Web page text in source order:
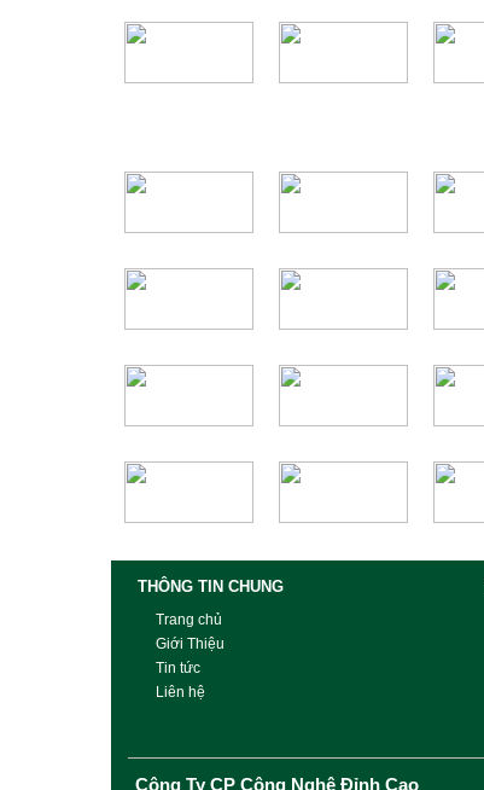
THÔNG TIN CHUNG
Trang chủ
Giới Thiệu
Tin tức
Liên hệ
Công Ty CP Công Nghệ Đỉnh Cao